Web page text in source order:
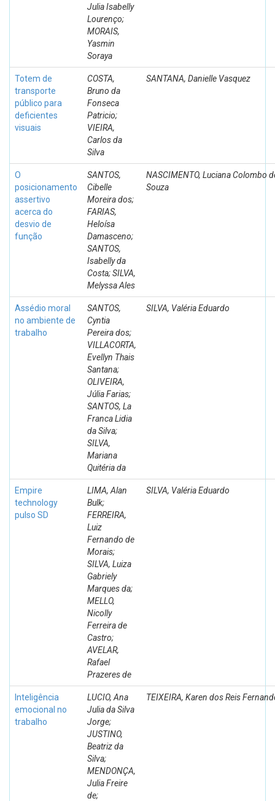
Julia Isabelly
Lourenço;
MORAIS,
Yasmin
Soraya
Totem de
transporte
público para
deficientes
visuais
COSTA,
Bruno da
Fonseca
Patricio;
VIEIRA,
Carlos da
Silva
SANTANA, Danielle Vasquez
O
posicionamento
assertivo
acerca do
desvio de
função
SANTOS,
Cibelle
Moreira dos;
FARIAS,
Heloísa
Damasceno;
SANTOS,
Isabelly da
Costa; SILVA,
Melyssa Ales
NASCIMENTO, Luciana Colombo
Souza
Assédio moral
no ambiente de
trabalho
SANTOS,
Cyntia
Pereira dos;
VILLACORTA,
Evellyn Thais
Santana;
OLIVEIRA,
Júlia Farias;
SANTOS, La
Franca Lidia
da Silva;
SILVA,
Mariana
Quitéria da
SILVA, Valéria Eduardo
Empire
technology
pulso SD
LIMA, Alan
Bulk;
FERREIRA,
Luiz
Fernando de
Morais;
SILVA, Luiza
Gabriely
Marques da;
MELLO,
Nicolly
Ferreira de
Castro;
AVELAR,
Rafael
Prazeres de
SILVA, Valéria Eduardo
Inteligência
emocional no
trabalho
LUCIO, Ana
Julia da Silva
Jorge;
JUSTINO,
Beatriz da
Silva;
MENDONÇA,
Julia Freire
de;
TEIXEIRA, Karen dos Reis